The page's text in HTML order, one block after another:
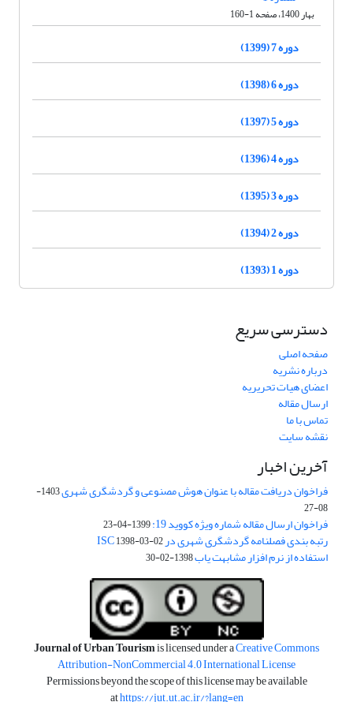
بهار 1400، صفحه 1-160
دوره 7 (1399)
دوره 6 (1398)
دوره 5 (1397)
دوره 4 (1396)
دوره 3 (1395)
دوره 2 (1394)
دوره 1 (1393)
دسترسی سریع
صفحه اصلی
درباره نشریه
اعضای هیات تحریریه
ارسال مقاله
تماس با ما
نقشه سایت
آخرین اخبار
فراخوان دریافت مقاله با عنوان هوش مصنوعی و گردشگری شهری
1403-
08-27
فراخوان ارسال مقاله شماره ویژه کووید 19: 1399-04-23
رتبه بندی فصلنامه گردشگری شهری در ISC1398-03-02
استفاده از نرم افزار مشابهت یاب1398-02-30
Journal of Urban Tourismis licensed under aCreative Commons
Attribution-NonCommercial 4.0 International License
Permissions beyond the scope of this license may be available
athttps://jut.ut.ac.ir/?lang=en